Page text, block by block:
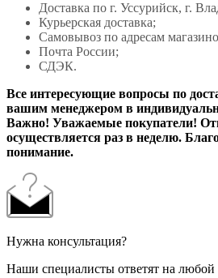
Доставка по г. Уссурийск, г.
Курьерская доставка;
Самовывоз по адресам
Почта России;
СДЭК.
Все интересующие вопросы по
вашим менеджером в
Важно! Уважаемые покупатели!
осуществляется раз в неделю.
понимание.
Нужна консультация?
Наши специалисты ответят на